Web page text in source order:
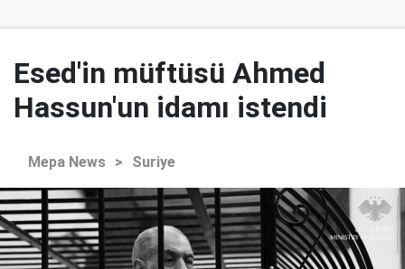
Esed'in müftüsü Ahmed
Hassun'un idamı istendi
Mepa News > Suriye